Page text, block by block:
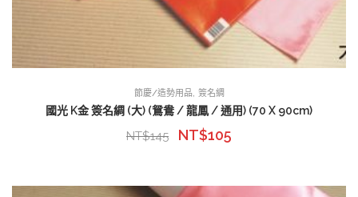
節慶/造勢用品 簽名綢
國光 K金 簽名綢 (大) (鴛鴦 / 龍鳳 / 通用) (70 X 90cm)
NT$145 NT$105